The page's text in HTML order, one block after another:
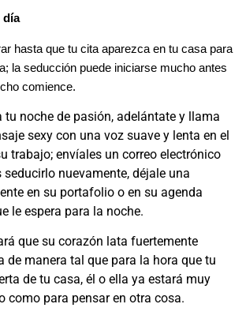
día
hasta que tu cita aparezca en tu casa para
la seducción puede iniciarse mucho antes
comience.
tu noche de pasión, adelántate y llama
sexy con una voz suave y lenta en el
trabajo; envíales un correo electrónico
seducirlo nuevamente, déjale una
en su portafolio o en su agenda
le espera para la noche.
que su corazón lata fuertemente
de manera tal que para la hora que tu
de tu casa, él o ella ya estará muy
como para pensar en otra cosa.